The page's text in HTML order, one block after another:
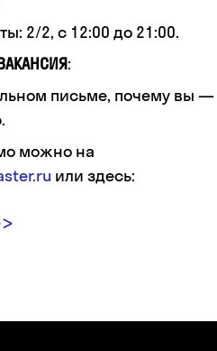
2/2, с 12:00 до 21:00.
:
письме, почему вы
можно на
или здесь: